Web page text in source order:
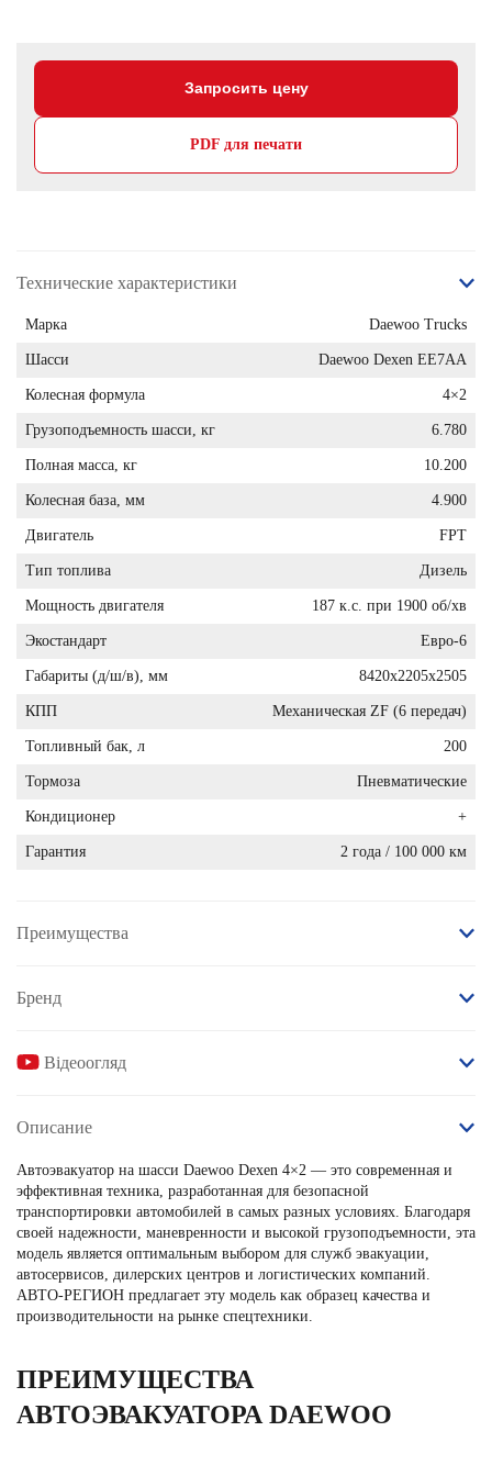
Запросить цену
PDF для печати
Технические характеристики
Марка Daewoo Trucks
Шасси Daewoo Dexen EE7AA
Колесная формула 4×2
Грузоподъемность шасси, кг 6.780
Полная масса, кг 10.200
Колесная база, мм 4.900
Двигатель FPT
Тип топлива Дизель
Мощность двигателя 187 к.с. при 1900 об/хв
Экостандарт Евро-6
Габариты (д/ш/в), мм 8420x2205x2505
КПП Механическая ZF (6 передач)
Топливный бак, л 200
Тормоза Пневматические
Кондиционер +
Гарантия 2 года / 100 000 км
Преимущества
Бренд
Відеоогляд
Описание
Автоэвакуатор на шасси Daewoo Dexen 4×2 — это современная и
эффективная техника, разработанная для безопасной
транспортировки автомобилей в самых разных условиях. Благодаря
своей надежности, маневренности и высокой грузоподъемности, эта
модель является оптимальным выбором для служб эвакуации,
автосервисов, дилерских центров и логистических компаний.
АВТО-РЕГИОН предлагает эту модель как образец качества и
производительности на рынке спецтехники.
ПРЕИМУЩЕСТВА
АВТОЭВАКУАТОРА DAEWOO